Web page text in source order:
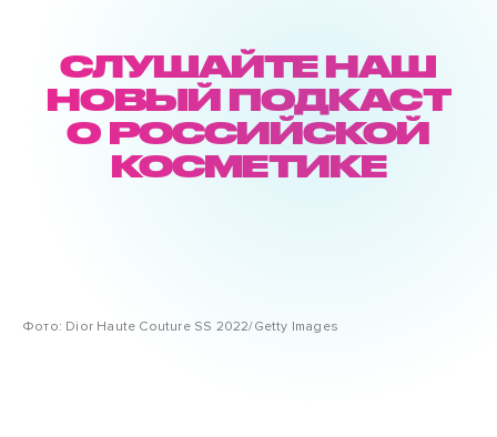
СЛУШАЙТЕ НАШ
НОВЫЙ ПОДКАСТ
О РОССИЙСКОЙ
КОСМЕТИКЕ
Фото: Dior Haute Couture SS 2022/Getty Images